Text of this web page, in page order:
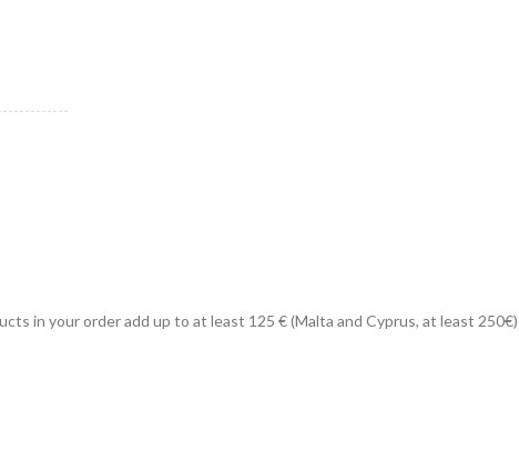
in your order add up to at least 125 € (Malta and Cyprus, at least